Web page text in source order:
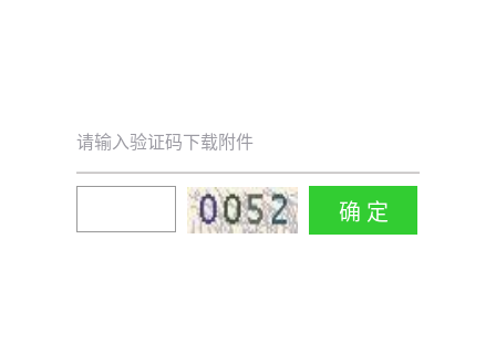
请输入验证码下载附件